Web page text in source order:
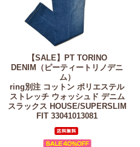
【SALE】
PT TORINO
DENIM（ピーティートリノデニ
ム）
ring別注 コットン ポリエステル
ストレッチ ウォッシュド デニム
スラックス HOUSE/SUPERSLIM
FIT 33041013081